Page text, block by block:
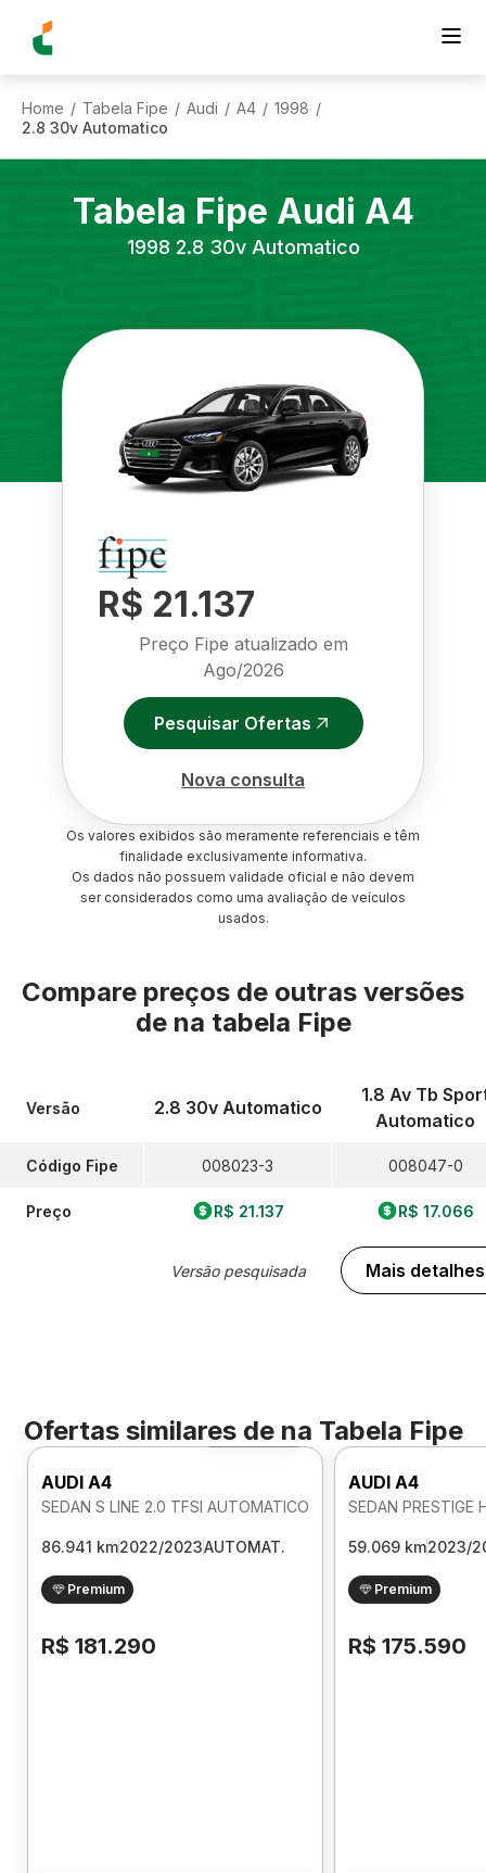
Home / Tabela Fipe / Audi / A4 / 1998 /
2.8 30v Automatico
Tabela Fipe Audi A4
1998 2.8 30v Automatico
R$ 21.137
Preço Fipe atualizado em
Ago/2026
Pesquisar Ofertas
Nova consulta
Os valores exibidos são meramente referenciais e têm
finalidade exclusivamente informativa.
Os dados não possuem validade oficial e não devem
ser considerados como uma avaliação de veículos
usados.
Compare preços de outras versões
de na tabela Fipe
Versão
Código Fipe
Preço
2.8 30v Automatico
008023-3
R$ 21.137
Versão pesquisada
1.8 Av Tb
Automatico
008047-0
R$ 17.066
Mais detalhes
Ofertas similares de na Tabela Fipe
Foto 360º
AUDI A4
SEDAN S LINE 2.0 TFSI AUTOMATICO
86.941 km2022/2023AUTOMAT.
Premium
R$ 181.290
AUDI A4
59.069 km2023/
Premium
R$ 175.590